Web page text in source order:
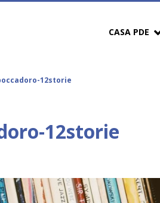
CASA PDE
12storie
12storie